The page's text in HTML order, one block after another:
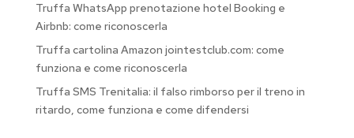
Truffa WhatsApp prenotazione hotel Booking e
Airbnb: come riconoscerla
Truffa cartolina Amazon jointestclub.com: come
funziona e come riconoscerla
Truffa SMS Trenitalia: il falso rimborso per il treno in
ritardo, come funziona e come difendersi